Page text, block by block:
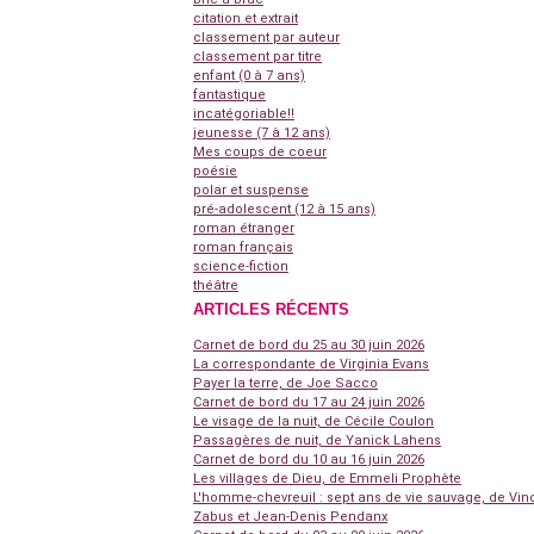
citation et extrait
classement par auteur
classement par titre
enfant (0 à 7 ans)
fantastique
incatégoriable!!
jeunesse (7 à 12 ans)
Mes coups de coeur
poésie
polar et suspense
pré-adolescent (12 à 15 ans)
roman étranger
roman français
science-fiction
théâtre
ARTICLES RÉCENTS
Carnet de bord du 25 au 30 juin 2026
La correspondante de Virginia Evans
Payer la terre, de Joe Sacco
Carnet de bord du 17 au 24 juin 2026
Le visage de la nuit, de Cécile Coulon
Passagères de nuit, de Yanick Lahens
Carnet de bord du 10 au 16 juin 2026
Les villages de Dieu, de Emmeli Prophète
L'homme-chevreuil : sept ans de vie sauvage, de
Zabus et Jean-Denis Pendanx